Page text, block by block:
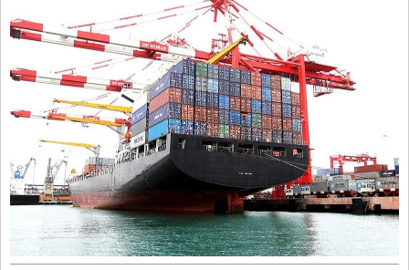
Diarios del Mundo
Directivos
Ecología y Ambiente
Economía
El Experto
El Innovador
El Precio Que Yo Ví
Entrevista